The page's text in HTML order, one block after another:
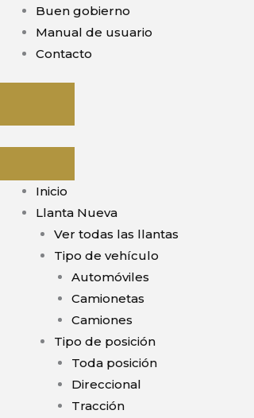
contenido
Buen gobierno
Manual de usuario
Contacto
Inicio
Llanta Nueva
Ver todas las llantas
Tipo de vehículo
Automóviles
Camionetas
Camiones
Tipo de posición
Toda posición
Direccional
Tracción